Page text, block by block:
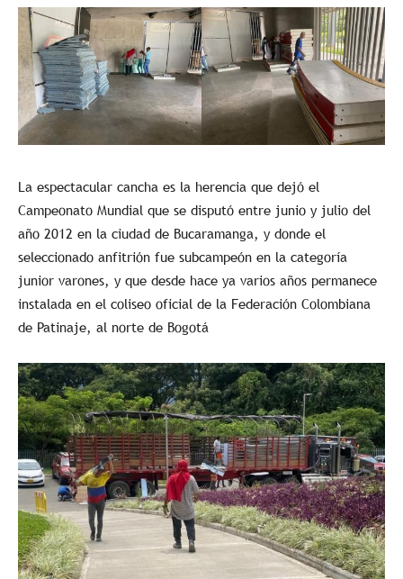
La espectacular cancha es la herencia que dejó el
Campeonato Mundial que se disputó entre junio y julio del
año 2012 en la ciudad de Bucaramanga, y donde el
seleccionado anfitrión fue subcampeón en la categoría
junior varones, y que desde hace ya varios años permanece
instalada en el coliseo oficial de la Federación Colombiana
de Patinaje, al norte de Bogotá